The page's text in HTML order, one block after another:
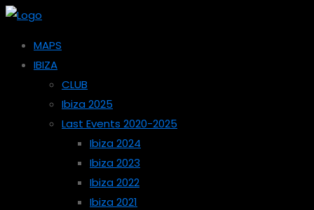
MAPS
IBIZA
CLUB
Ibiza 2025
Last Events 2020-2025
Ibiza 2024
Ibiza 2023
Ibiza 2022
Ibiza 2021